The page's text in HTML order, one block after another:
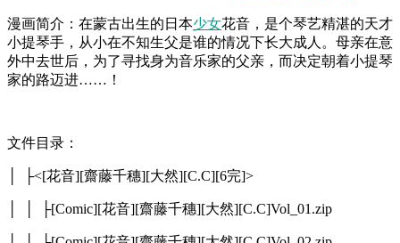
漫画简介：在蒙古出生的日本少女花音，是个琴艺精湛的天才
小提琴手，从小在不知生父是谁的情况下长大成人。母亲在意
外中去世后，为了寻找身为音乐家的父亲，而决定朝着小提琴
家的路迈进……！
文件目录：
│ ├<[花音][齋藤千穗][大然][C.C][6完]>
│ │ ├[Comic][花音][齋藤千穗][大然][C.C]Vol_01.zip